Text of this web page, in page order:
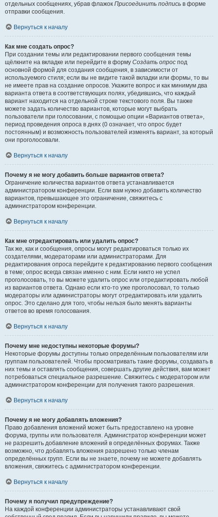
отдельных сообщениях, убрав флажок Присоединить подпись в форме
отправки сообщения.
Вернуться к началу
Как мне создать опрос?
При создании темы или редактировании первого сообщения темы
щёлкните на вкладке или перейдите в форму Создать опрос под
основной формой для создания сообщения, в зависимости от
используемого стиля; если вы не видите такой вкладки или формы, то вы
не имеете прав на создание опросов. Укажите вопрос и как минимум два
варианта ответа в соответствующих полях, убедившись, что каждый
вариант находится на отдельной строке текстового поля. Вы также
можете задать количество вариантов, которые могут выбрать
пользователи при голосовании, с помощью опции «Вариантов ответа»,
период проведения опроса в днях (0 означает, что опрос будет
постоянным) и возможность пользователей изменять вариант, за который
они проголосовали.
Вернуться к началу
Почему я не могу добавить больше вариантов ответа?
Ограничение количества вариантов ответа устанавливается
администратором конференции. Если вам нужно добавить количество
вариантов, превышающее это ограничение, свяжитесь с
администратором конференции.
Вернуться к началу
Как мне отредактировать или удалить опрос?
Так же, как и сообщения, опросы могут редактироваться только их
создателями, модераторами или администраторами. Для
редактирования опроса перейдите к редактированию первого сообщения
в теме; опрос всегда связан именно с ним. Если никто не успел
проголосовать, то вы можете удалить опрос или отредактировать любой
из вариантов ответа. Однако если кто-то уже проголосовал, то только
модераторы или администраторы могут отредактировать или удалить
опрос. Это сделано для того, чтобы нельзя было менять варианты
ответов во время голосования.
Вернуться к началу
Почему мне недоступны некоторые форумы?
Некоторые форумы доступны только определённым пользователям или
группам пользователей. Чтобы просматривать такие форумы, создавать в
них темы и оставлять сообщения, совершать другие действия, вам может
потребоваться специальное разрешение. Свяжитесь с модератором или
администратором конференции для получения такого разрешения.
Вернуться к началу
Почему я не могу добавлять вложения?
Право добавления вложений может быть предоставлено на уровне
форума, группы или пользователя. Администратор конференции может
не разрешить добавление вложений в определённых форумах. Также
возможно, что добавлять вложения разрешено только членам
определённых групп. Если вы не знаете, почему не можете добавлять
вложения, свяжитесь с администратором конференции.
Вернуться к началу
Почему я получил предупреждение?
На каждой конференции администраторы устанавливают свой